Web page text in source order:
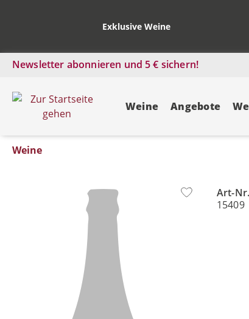
Exklusive Weine
Newsletter abonnieren und 5 € sichern!
Weine Angebote
Weine
Bildergalerie überspringen
Art-Nr.
15409